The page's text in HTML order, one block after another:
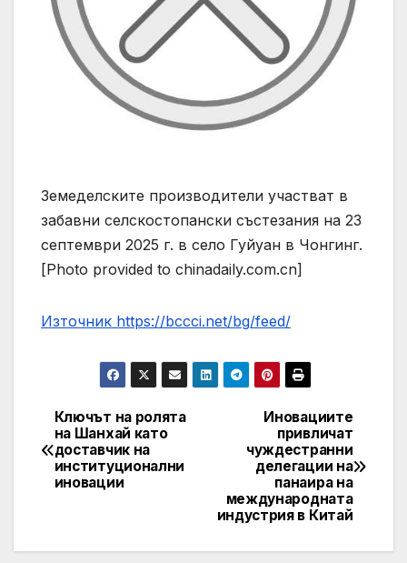
Земеделските производители участват в
забавни селскостопански състезания на 23
септември 2025 г. в село Гуйуан в Чонгинг.
[Photo provided to chinadaily.com.cn]
Източник https://bccci.net/bg/feed/
Post
navigation
Иновациите
привличат
чуждестранни
делегации на
панаира на
международната
индустрия в Китай
Ключът на ролята
на Шанхай като
доставчик на
институционални
иновации